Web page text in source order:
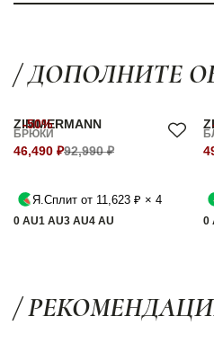
/ ДОПОЛНИТЕ
-50%
ZIMMERMANN
БРЮКИ
46,490 ₽92,990 ₽
Я.Сплит от 11,623 ₽ × 4
0 AU1 AU3 AU4 AU 0
/